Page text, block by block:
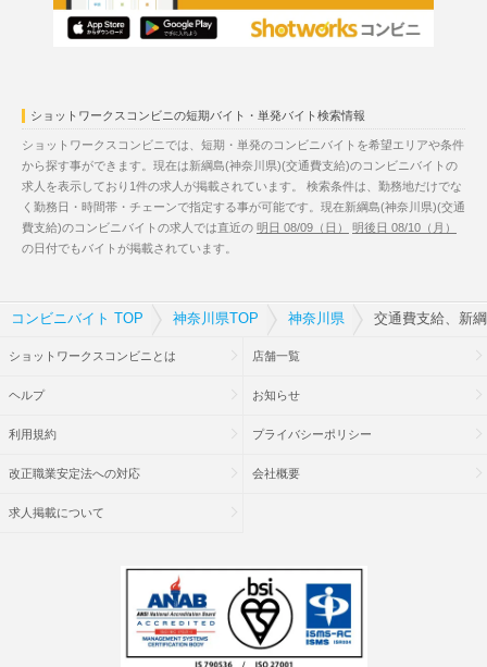
ショットワークスコンビニの短期バイト・単発バイト検索情報
ショットワークスコンビニでは、短期・単発のコンビニバイトを希望エリアや条件
から探す事ができます。現在は新綱島(神奈川県)(交通費支給)のコンビニバイトの
求人を表示しており1件の求人が掲載されています。 検索条件は、勤務地だけでな
く勤務日・時間帯・チェーンで指定する事が可能です。現在新綱島(神奈川県)(交通
費支給)のコンビニバイトの求人では直近の 明日 08/09（日）
明後日 08/10（月）
の日付でもバイトが掲載されています。
コンビニバイト TOP 神奈川県TOP 神奈川県 交通費支給、新
ショットワークスコンビニとは 店舗一覧
ヘルプ お知らせ
利用規約 プライバシーポリシー
改正職業安定法への対応 会社概要
求人掲載について